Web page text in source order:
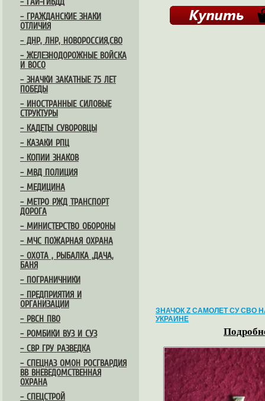
– ГРАЖДАНСКИЕ ЗНАКИ
ОТЛИЧИЯ
– ДНР, ЛНР, НОВОРОССИЯ,СВО
– ЖЕЛЕЗНОДОРОЖНЫЕ ВОЙСКА
И ВОСО
– ЗНАЧКИ ЗАКАТНЫЕ 75 ЛЕТ
ПОБЕДЫ
– ИНОСТРАННЫЕ СИЛОВЫЕ
СТРУКТУРЫ
– КАДЕТЫ СУВОРОВЦЫ
– КАЗАКИ РПЦ
– КОПИИ ЗНАКОВ
– МВД ПОЛИЦИЯ
– МЕДИЦИНА
– МЕТРО РЖД ТРАНСПОРТ
ДОРОГА
– МИНИСТЕРСТВО ОБОРОНЫ
– МЧС ПОЖАРНАЯ ОХРАНА
– ОХОТА , РЫБАЛКА ,ДАЧА,
БАНЯ
– ПОГРАНИЧНИКИ
– ПРЕДПРИЯТИЯ И
ОРГАНИЗАЦИИ
– РВСН ПВО
– РОМБИКИ ВУЗ И СУЗ
– СВР ГРУ РАЗВЕДКА
– СПЕЦНАЗ ОМОН РОСГВАРДИЯ
ВВ ВНЕВЕДОМСТВЕННАЯ
ОХРАНА
– СПЕЦСТРОЙ
ЗНАЧОК Z САМОЛЕТ СУ СВО
УКРАИНЕ